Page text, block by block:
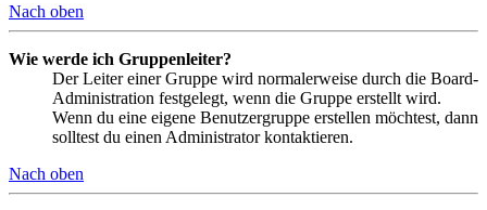
Nach oben
Wie werde ich Gruppenleiter?
Der Leiter einer Gruppe wird normalerweise durch die Board-
Administration festgelegt, wenn die Gruppe erstellt wird.
Wenn du eine eigene Benutzergruppe erstellen möchtest, dann
solltest du einen Administrator kontaktieren.
Nach oben